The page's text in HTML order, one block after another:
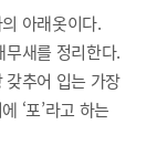
아래옷이다.
무새를 정리한다.
갖추어 입는 가장
‘포’라고 하는